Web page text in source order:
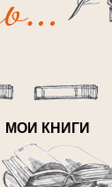
МОИ КНИГИ